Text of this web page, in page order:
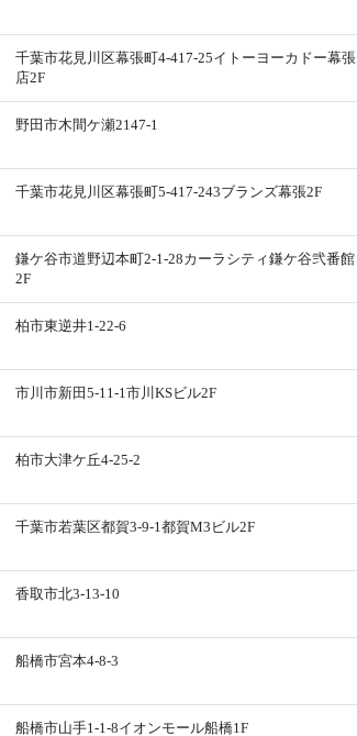
千葉市花見川区幕張町4-417-25イトーヨーカドー幕張
店2F
野田市木間ケ瀬2147-1
千葉市花見川区幕張町5-417-243ブランズ幕張2F
鎌ケ谷市道野辺本町2-1-28カーラシティ鎌ケ谷弐番館
2F
柏市東逆井1-22-6
市川市新田5-11-1市川KSビル2F
柏市大津ケ丘4-25-2
千葉市若葉区都賀3-9-1都賀M3ビル2F
香取市北3-13-10
船橋市宮本4-8-3
船橋市山手1-1-8イオンモール船橋1F